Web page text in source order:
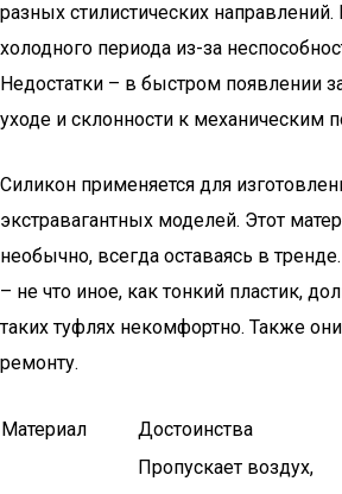
разных стилистических
холодного периода из-за
Недостатки – в быстром появлении
уходе и склонности к механическим
Силикон применяется для
экстравагантных моделей. Этот
необычно, всегда оставаясь в
– не что иное, как тонкий пластик,
таких туфлях некомфортно. Также
ремонту.
Материал Достоинства
Пропускает воздух,